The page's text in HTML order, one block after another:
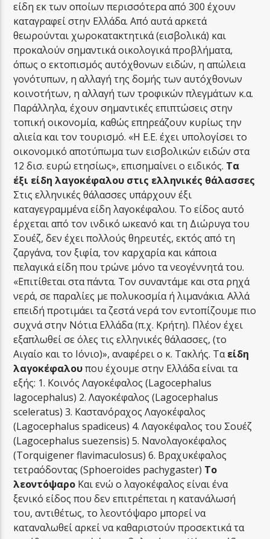
είδη εκ των οποίων περισσότερα από 300 έχουν
καταγραφεί στην Ελλάδα. Από αυτά αρκετά
θεωρούνται χωροκατακτητικά (εισβολικά) και
προκαλούν σημαντικά οικολογικά προβλήματα,
όπως ο εκτοπισμός αυτόχθονων ειδών, η απώλεια
γονότυπων, η αλλαγή της δομής των αυτόχθονων
κοινοτήτων, η αλλαγή των τροφικών πλεγμάτων κ.α.
Παράλληλα, έχουν σημαντικές επιπτώσεις στην
τοπική οικονομία, καθώς επηρεάζουν κυρίως την
αλιεία και τον τουρισμό. «Η Ε.Ε. έχει υπολογίσει το
οικονομικό αποτύπωμα των εισβολικών ειδών στα
12 δισ. ευρώ ετησίως», επισημαίνει ο ειδικός. Tα
έξι είδη λαγοκέφαλου στις ελληνικές θάλασσες
Στις ελληνικές θάλασσες υπάρχουν έξι
καταγεγραμμένα είδη λαγοκέφαλου. Το είδος αυτό
έρχεται από τον ινδικό ωκεανό και τη Διώρυγα του
Σουέζ, δεν έχει πολλούς θηρευτές, εκτός από τη
ζαργάνα, τον ξιφία, τον καρχαρία και κάποια
πελαγικά είδη που τρώνε μόνο τα νεογέννητά του.
«Επιτίθεται στα πάντα. Τον συναντάμε και στα ρηχά
νερά, σε παραλίες με πολυκοσμία ή λιμανάκια. Αλλά
επειδή προτιμάει τα ζεστά νερά τον εντοπίζουμε πιο
συχνά στην Νότια Ελλάδα (π.χ. Κρήτη). Πλέον έχει
εξαπλωθεί σε όλες τις ελληνικές θάλασσες, (το
Αιγαίο και το Ιόνιο)», αναφέρει ο κ. Τακλής. Ταείδη
λαγοκέφαλουπου έχουμε στην Ελλάδα είναι τα
εξής: 1. Κοινός Λαγοκέφαλος (Lagocephalus
lagocephalus) 2. Λαγοκέφαλος (Lagocephalus
sceleratus) 3. Καστανόραχος Λαγοκέφαλος
(Lagocephalus spadiceus) 4. Λαγοκέφαλος του Σουέζ
(Lagocephalus suezensis) 5. Νανολαγοκέφαλος
(Torquigener flavimaculosus) 6. Βραχυκέφαλος
τετραόδοντας (Sphoeroides pachygaster) Το
λεοντόψαρο Και ενώ ο λαγοκέφαλος είναι ένα
ξενικό είδος που δεν επιτρέπεται η κατανάλωσή
του, αντιθέτως, το λεοντόψαρο μπορεί να
καταναλωθεί αρκεί να καθαριστούν προσεκτικά τα